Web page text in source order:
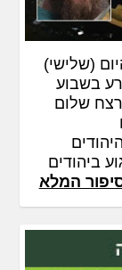
(שלישי)
בשבוע
שלום
ביהודים
המלא